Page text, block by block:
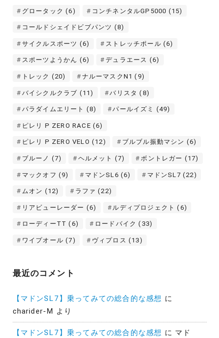
グロータック (6) コンチネンタルGP5000 (15)
コールドシェイドビブパンツ (8)
サイクルスポーツ (6) ストレッチポール (6)
スポーツようかん (6) デュラエース (6)
トレック (20) ナルーマスクN1 (9)
バイシクルクラブ (11) バリスタ (8)
パラダイムエリート (8) パールイズミ (49)
ピレリ P ZERO RACE (6)
ピレリ P ZERO VELO (12) ブルブル振動マシン (6)
ブルーノ (7) ヘルメット (7) ボントレガー (17)
マックオフ (9) マドンSL6 (6) マドンSL7 (22)
ムオン (12) ラファ (22)
リアビューレーダー (6) ルディプロジェクト (6)
ローディーTT (6) ロードバイク (33)
ワイプオール (7) ヴィプロス (13)
最近のコメント
【マドンSL7】乗ってみての総合的な感想 に
charider-M より
【マドンSL7】乗ってみての総合的な感想 に マド